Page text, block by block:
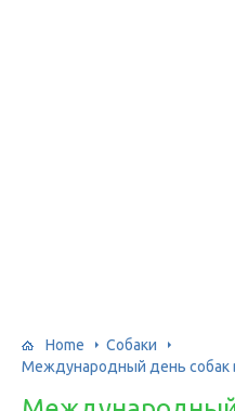
Home
Собаки
Международный день собак